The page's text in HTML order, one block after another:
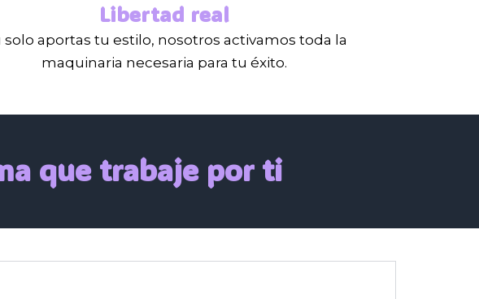
Libertad real
solo aportas tu estilo, nosotros activamos toda la
maquinaria necesaria para tu éxito.
que trabaje por ti